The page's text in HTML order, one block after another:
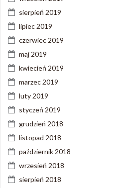
sierpień 2019
lipiec 2019
czerwiec 2019
maj 2019
kwiecień 2019
marzec 2019
luty 2019
styczeń 2019
grudzień 2018
listopad 2018
październik 2018
wrzesień 2018
sierpień 2018